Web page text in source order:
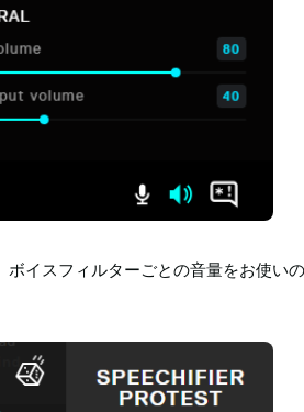
イスフィルターごとの音量をお使い